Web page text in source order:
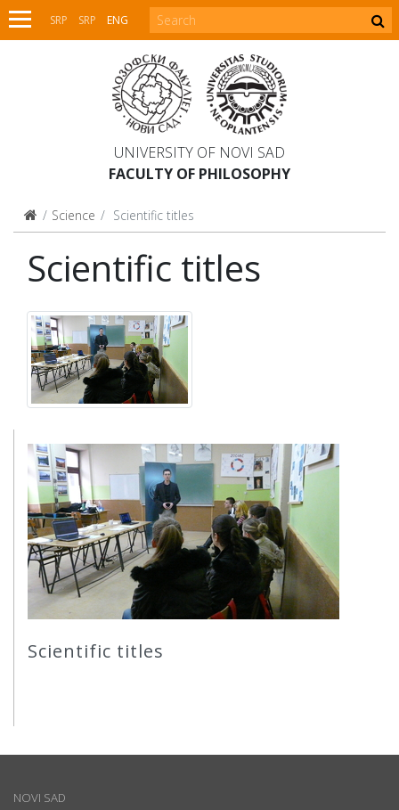
SRP SRP ENG
UNIVERSITY OF NOVI SAD
FACULTY OF PHILOSOPHY
Science Scientific titles
Scientific titles
Scientific titles
NOVI SAD